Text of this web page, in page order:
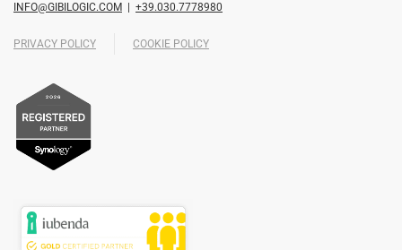
INFO@GIBILOGIC.COM
+39.030.7778980
PRIVACY POLICY COOKIE POLICY